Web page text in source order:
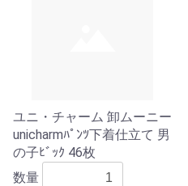
ユニ・チャーム 卸ムーニー
unicharmﾊﾟﾝﾂ下着仕立て 男
の子ﾋﾞｯｸ 46枚
数量